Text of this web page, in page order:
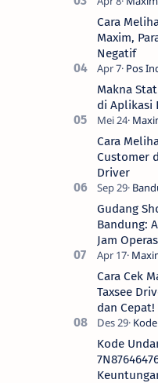
Cara
Maxim,
Negatif
Makna
di Aplikasi
Cara
Customer
Driver
Gudang
Bandung:
Jam
Cara Cek
Taxsee
dan Cepat!
Kode